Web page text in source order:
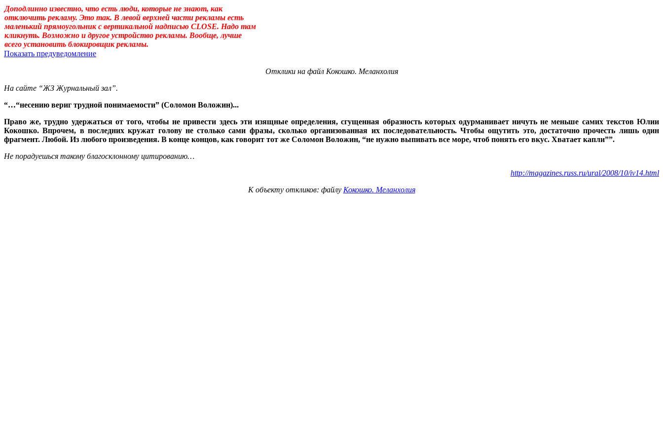
Доподлинно известно, что есть люди, которые не знают, как
отключить рекламу. Это так. В левой верхней части рекламы есть
маленький прямоугольник с вертикальной надписью CLOSE. Надо там
кликнуть. Возможно и другое устройство рекламы. Вообще, лучше
всего установить блокировщик рекламы.
Показать предуведомление
Может, перечитать надо, или медленно перечитать, или сформулировать вопрос о том, что не понятно.Прошу прощения! Так случилось, что я много лет пользовался устаревшим термином
одна накладка обнаружилась: неточное применение слова «сознание». Оно-то или его аналог (как состояние, противоположное поведенческому сну [отличающемуся от сезонного сна]) есть и
подсознательному. Да и подсознательное часто применял, не акцентируя, что оно-то обеспечивает любое человеческое деяние, и есть только одна его часть, которая – в ранге подсознательного
идеала – обеспечивает в неприкладном искусстве общение подсознаний автора и восприемника по сокровенному поводу. По несокровенному обеспечивается общение подсознаний в
прикладном искусстве (которое о, в общем-то, знаемом и рожденном замыслом сознания). Я не стану нигде уточнять и акцентировать.
Отклики на файл Кокошко. Меланхолия
На сайте “ЖЗ Журнальный зал”.
“…“несению вериг трудной понимаемости” (Соломон Воложин)...
Право же, трудно удержаться от того, чтобы не привести здесь эти изящные определения, сгущенная образность которых одурманивает ничуть не меньше самих текстов Юлии
Кокошко. Впрочем, в последних кружат голову не столько сами фразы, сколько организованная их последовательность. Чтобы ощутить это, достаточно прочесть лишь один
фрагмент. Любой. Из любого произведения. В конце концов, как говорит тот же Соломон Воложин, “не нужно выпивать все море, чтоб понять его вкус. Хватает капли””.
Не порадуешься такому благосклонному цитированию…
http://magazines.russ.ru/ural/2008/10/iv14.html
К объекту откликов: файлу Кокошко. Меланхолия